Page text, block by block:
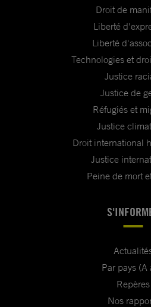
Droit de
Liberté
Liberté
Technologies et
Justice
Justice de
Réfugiés et
Justice
Droit international
Justice
Peine de mort
Par pays (A
Repères
Nos